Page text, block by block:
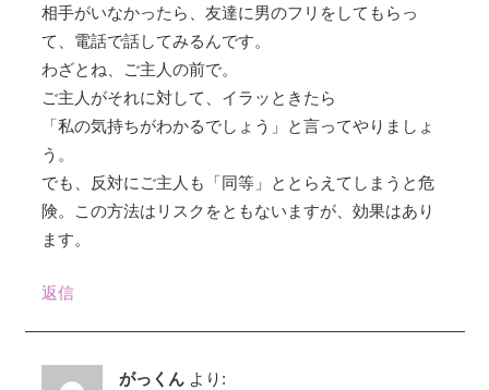
相手がいなかったら、友達に男のフリをしてもらっ
て、電話で話してみるんです。
わざとね、ご主人の前で。
ご主人がそれに対して、イラッときたら
「私の気持ちがわかるでしょう」と言ってやりましょ
う。
でも、反対にご主人も「同等」ととらえてしまうと危
険。この方法はリスクをともないますが、効果はあり
ます。
返信
がっくん より: